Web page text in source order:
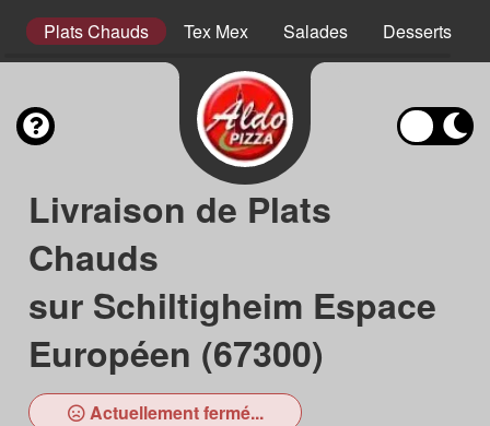
Plats Chauds Tex Mex Salades Desserts
Livraison de Plats
Chauds
sur Schiltigheim Espace
Européen (67300)
Actuellement fermé...